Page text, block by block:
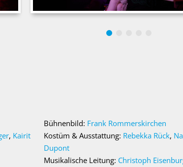
, Kairit
Bühnenbild: Frank Rommerskirchen
Kostüm & Ausstattung: Rebekka Rück,
Dupont
Musikalische Leitung: Christoph